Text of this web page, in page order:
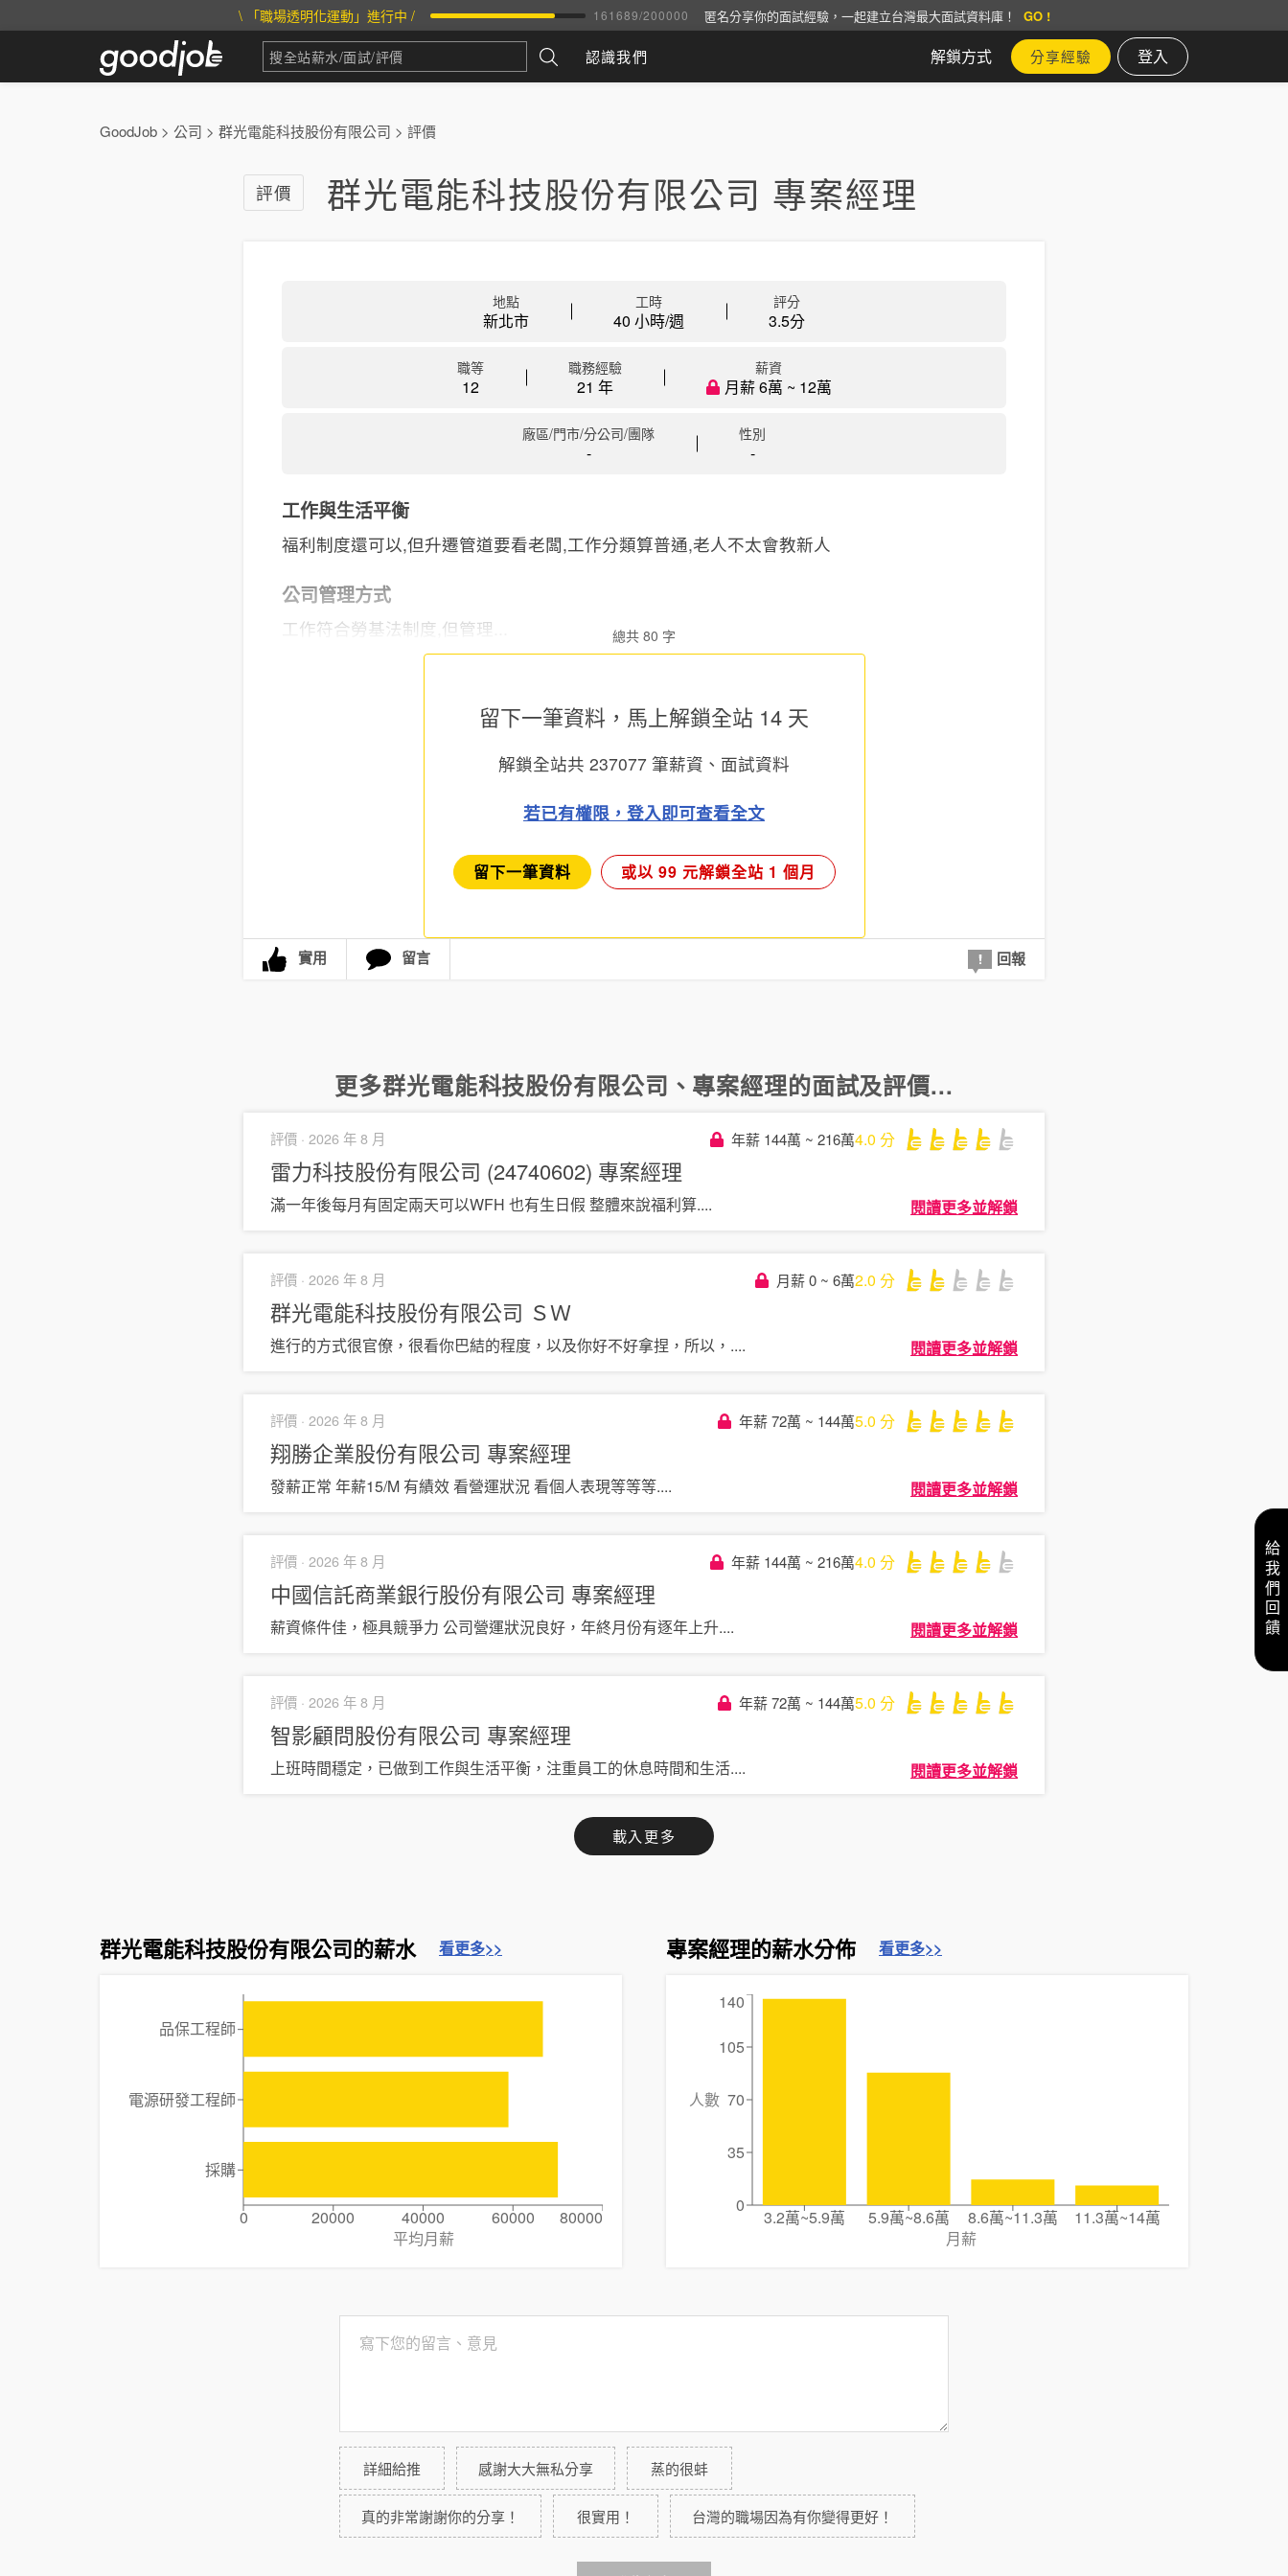
\ 「職場透明化運動」進行中 / 161689/200000 匿名分享你的面試經驗，一起建立台灣最大面試資料庫！ GO !
認識我們 解鎖方式 分享經驗 登入
GoodJob > 公司 > 群光電能科技股份有限公司 > 評價
評價 群光電能科技股份有限公司 專案經理
地點
新北市
工時
40 小時/週
評分
3.5分
職等
12
職務經驗
21 年
薪資
月薪 6萬 ~ 12萬
廠區/門市/分公司/團隊
-
性別
-
工作與生活平衡
福利制度還可以,但升遷管道要看老闆,工作分類算普通,老人不太會教新人
公司管理方式
工作符合勞基法制度,但管理... 總共 80 字
留下一筆資料，馬上解鎖全站 14 天
解鎖全站共 237077 筆薪資、面試資料
若已有權限，登入即可查看全文
留下一筆資料 或以 99 元解鎖全站 1 個月
實用 留言 回報
更多群光電能科技股份有限公司 、 專案經理的面試及評價...
評價 · 2026 年 8 月 年薪 144萬 ~ 216萬4.0 分
雷力科技股份有限公司 (24740602) 專案經理
滿一年後每月有固定兩天可以WFH 也有生日假 整體來說福利算.... 閱讀更多並解鎖
評價 · 2026 年 8 月 月薪 0 ~ 6萬2.0 分
群光電能科技股份有限公司 ＳＷ
進行的方式很官僚，很看你巴結的程度，以及你好不好拿捏，所以， .... 閱讀更多並解鎖
評價 · 2026 年 8 月 年薪 72萬 ~ 144萬5.0 分
翔勝企業股份有限公司 專案經理
發薪正常 年薪15/M 有績效 看營運狀況 看個人表現等等等.... 閱讀更多並解鎖
評價 · 2026 年 8 月 年薪 144萬 ~ 216萬4.0 分
中國信託商業銀行股份有限公司 專案經理
薪資條件佳，極具競爭力 公司營運狀況良好，年終月份有逐年上升.... 閱讀更多並解鎖
評價 · 2026 年 8 月 年薪 72萬 ~ 144萬5.0 分
智影顧問股份有限公司 專案經理
上班時間穩定，已做到工作與生活平衡，注重員工的休息時間和生活.... 閱讀更多並解鎖
載入更多
群光電能科技股份有限公司的薪水 看更多>>
0 20000 40000 60000
80000
平均月薪
品保工程師
電源研發工程師
採購
專案經理的薪水分佈 看更多>>
3.2萬~5.9萬 5.9萬~8.6萬 8.6萬~11.3萬
11.3萬~14萬
月薪
0
35
70
105
140
人數
詳細給推 感謝大大無私分享 蒸的很蚌
真的非常謝謝你的分享！ 很實用！ 台灣的職場因為有你變得更好！
給我們回饋